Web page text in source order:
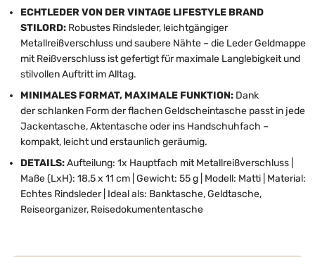
ECHTLEDER VON DER VINTAGE LIFESTYLE BRAND
STILORD: Robustes Rindsleder, leichtgängiger
Metallreißverschluss und saubere Nähte – die Leder Geldmappe
mit Reißverschluss ist gefertigt für maximale Langlebigkeit und
stilvollen Auftritt im Alltag.
MINIMALES FORMAT, MAXIMALE FUNKTION: Dank
der schlanken Form der flachen Geldscheintasche passt in jede
Jackentasche, Aktentasche oder ins Handschuhfach –
kompakt, leicht und erstaunlich geräumig.
DETAILS:Aufteilung: 1x Hauptfach mit Metallreißverschluss |
Maße (LxH): 18,5 x 11 cm | Gewicht: 55 g | Modell: Matti | Material:
Echtes Rindsleder | Ideal als: Banktasche, Geldtasche,
Reiseorganizer, Reisedokumententasche